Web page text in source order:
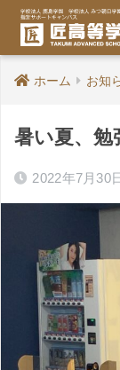
ホーム お知
暑い夏、勉
2022年7月30